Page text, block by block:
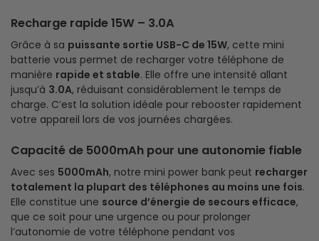
Recharge rapide 15W – 3.0A
Grâce à sa puissante sortie USB-C de 15W, cette mini
batterie vous permet de recharger votre téléphone de
manière rapide et stable. Elle offre une intensité allant
jusqu’à 3.0A, réduisant considérablement le temps de
charge. C’est la solution idéale pour rebooster rapidement
votre appareil lors de vos journées chargées.
Capacité de 5000mAh pour une autonomie fiable
Avec ses 5000mAh, notre mini power bank peut recharger
totalement la plupart des téléphones au moins une fois.
Elle constitue une source d’énergie de secours efficace,
que ce soit pour une urgence ou pour prolonger
l’autonomie de votre téléphone pendant vos